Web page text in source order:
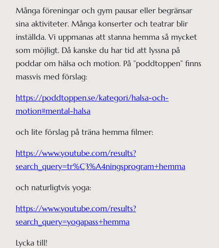
Många föreningar och gym pausar eller begränsar
sina aktiviteter. Många konserter och teatrar blir
inställda. Vi uppmanas att stanna hemma så mycket
som möjligt. Då kanske du har tid att lyssna på
poddar om hälsa och motion. På ”poddtoppen” finns
massvis med förslag:
https://poddtoppen.se/kategori/halsa-och-
motion#mental-halsa
och lite förslag på träna hemma filmer:
https://www.youtube.com/results?
search_query=tr%C3%A4ningsprogram+hemma
och naturligtvis yoga:
https://www.youtube.com/results?
search_query=yogapass+hemma
Lycka till!